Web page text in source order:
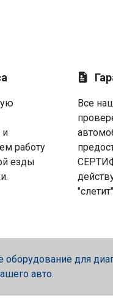
и
работу
езды
Все
для
авто.